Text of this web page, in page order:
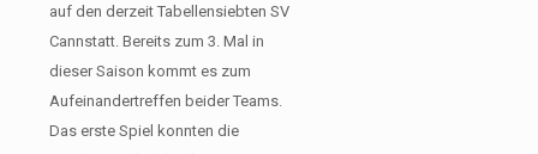
auf den derzeit Tabellensiebten SV
Cannstatt. Bereits zum 3. Mal in
dieser Saison kommt es zum
Aufeinandertreffen beider Teams.
Das erste Spiel konnten die